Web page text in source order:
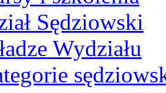
Sędziowski
Wydziału